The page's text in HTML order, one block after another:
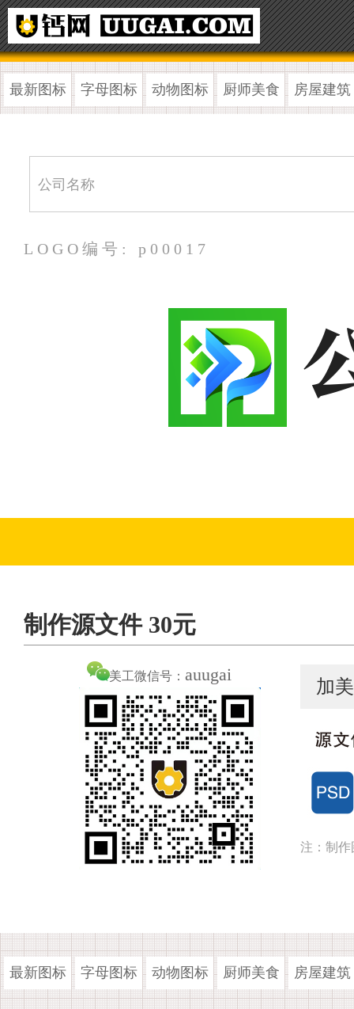
最新图标 字母图标 动物图标 厨师美食 房屋建筑
LOGO编号: p00017
制作源文件 30元
美工微信号： auugai
加
注：制作
最新图标 字母图标 动物图标 厨师美食 房屋建筑